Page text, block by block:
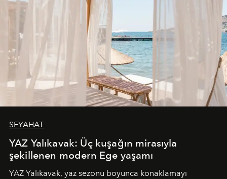
SEYAHAT
YAZ Yalıkavak: Üç kuşağın mirasıyla
şekillenen modern Ege yaşamı
YAZ Yalıkavak, yaz sezonu boyunca konaklamayı